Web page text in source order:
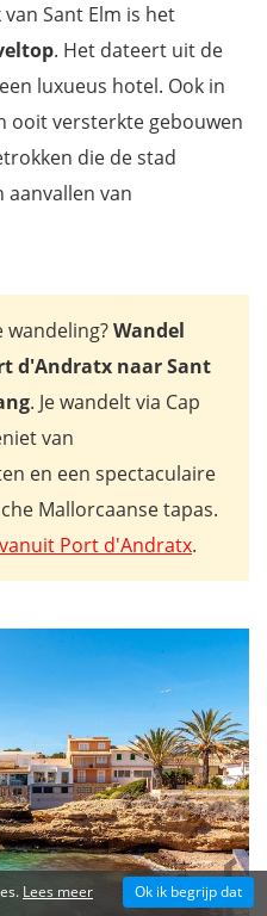
Sant Elm is het
. Het dateert uit de
luxueus hotel. Ook in
ooit versterkte gebouwen
die de stad
van
wandeling?Wandel
d'Andratx naar Sant
. Je wandelt via Cap
van
en een spectaculaire
Mallorcaanse tapas.
Port d'Andratx.
Lees meer Ok ik begrijp dat